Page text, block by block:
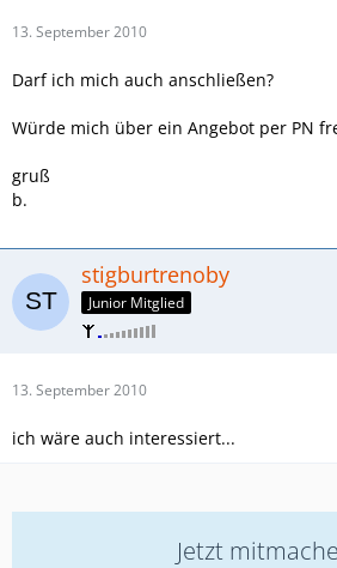
13. September 2010
Darf ich mich auch anschließen?
Würde mich über ein Angebot per PN
gruß
b.
stigburtrenoby
Junior Mitglied
13. September 2010
ich wäre auch interessiert...
Jetzt